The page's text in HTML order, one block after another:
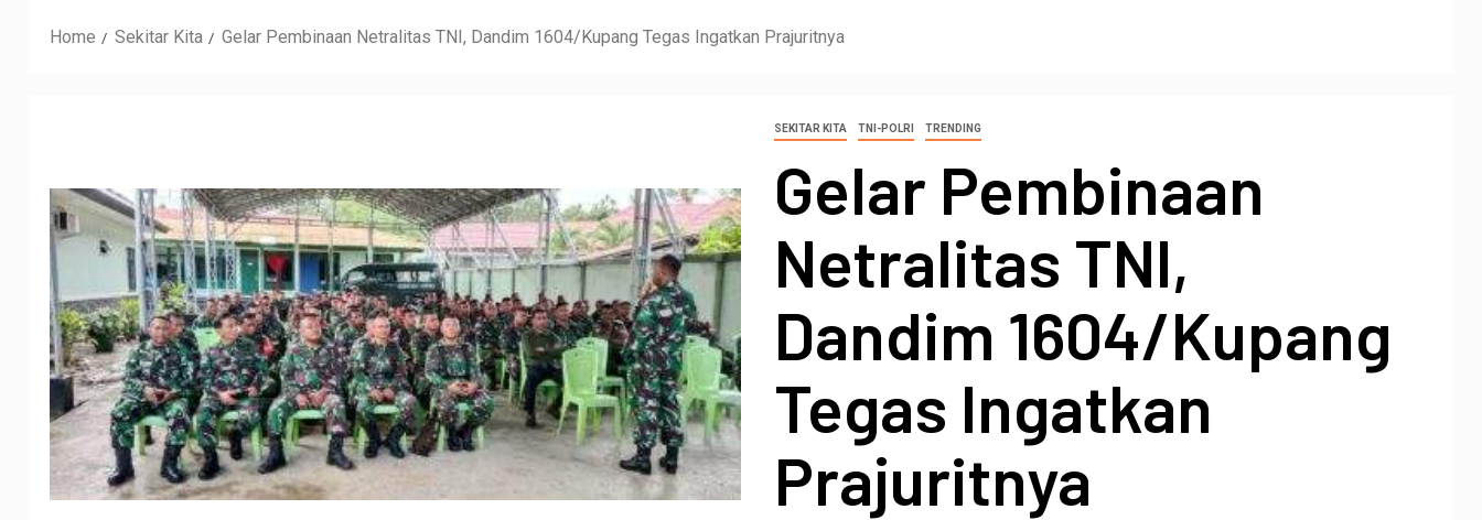
Home Sekitar Kita Gelar Pembinaan Netralitas TNI, Dandim 1604/Kupang Tegas Ingatkan Prajuritnya
SEKITAR KITA TNI-POLRI TRENDING
Gelar Pembinaan
Netralitas TNI,
Dandim 1604/Kupang
Tegas Ingatkan
Prajuritnya